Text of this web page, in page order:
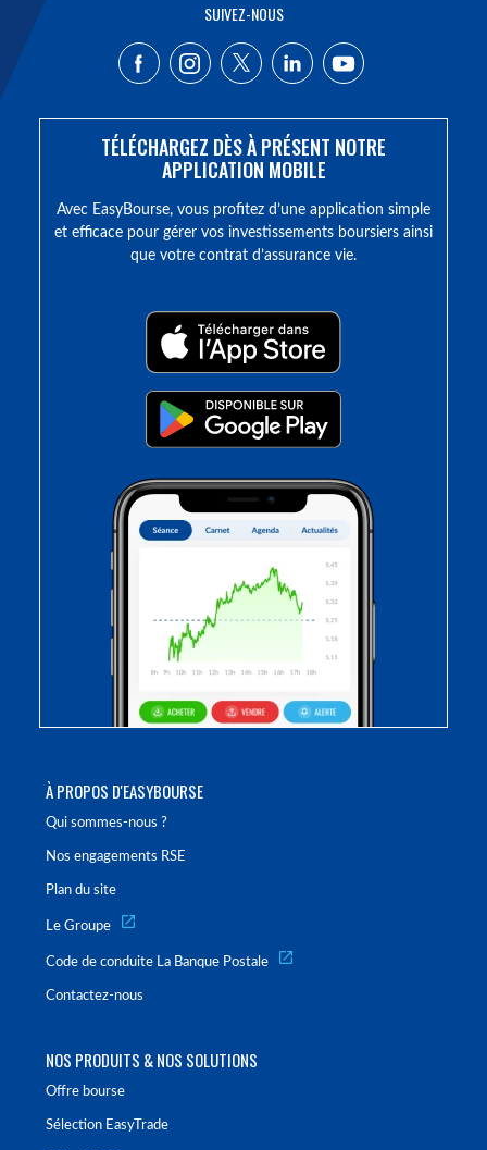
À PROPOS D'EASYBOURSE
Qui sommes-nous ?
Nos engagements RSE
Plan du site
Le Groupe
Code de conduite La Banque Postale
Contactez-nous
NOS PRODUITS & NOS SOLUTIONS
Offre bourse
Sélection EasyTrade
SUIVEZ-NOUS
TÉLÉCHARGEZ DÈS À PRÉSENT NOTRE
APPLICATION MOBILE
Avec EasyBourse, vous profitez d’une application simple
et efficace pour gérer vos investissements boursiers ainsi
que votre contrat d’assurance vie.